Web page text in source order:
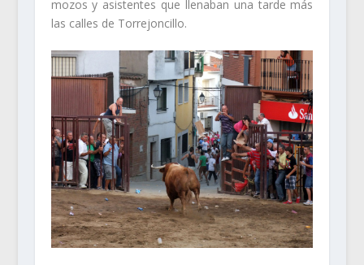
mozos y asistentes que llenaban una tarde más
las calles de Torrejoncillo.